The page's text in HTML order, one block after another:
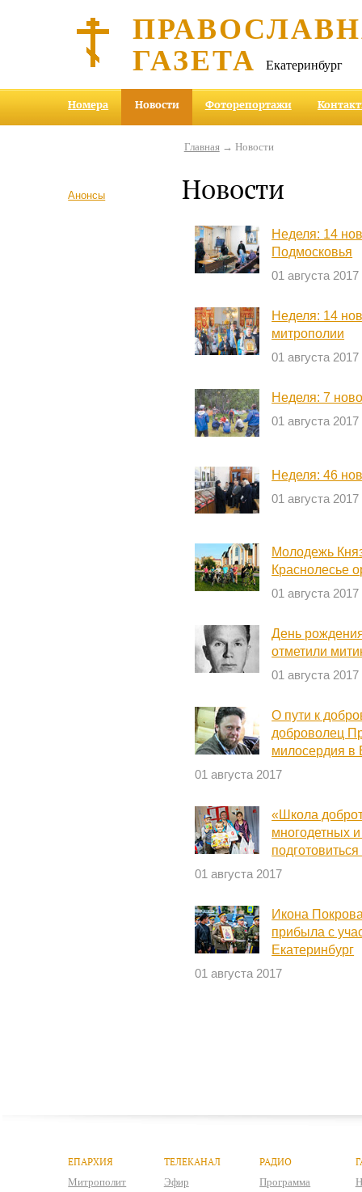
ГАЗЕТА Екатеринбург
Номера Новости Фоторепортажи
Анонсы
Главная→ Новости
Новости
Неделя: 14
Подмосковья
01 августа 2017
Неделя: 14
митрополии
01 августа 2017
Неделя: 7
01 августа 2017
Неделя: 46
01 августа 2017
Молодежь
Краснолесье
01 августа 2017
День
отметили
01 августа 2017
О пути к
доброволец
милосердия в
01 августа 2017
«Школа
многодетных
01 августа 2017
Икона
прибыла с
Екатеринбург
01 августа 2017
ЕПАРХИЯ
Митрополит
ТЕЛЕКАНАЛ
Эфир
РАДИО
Программа